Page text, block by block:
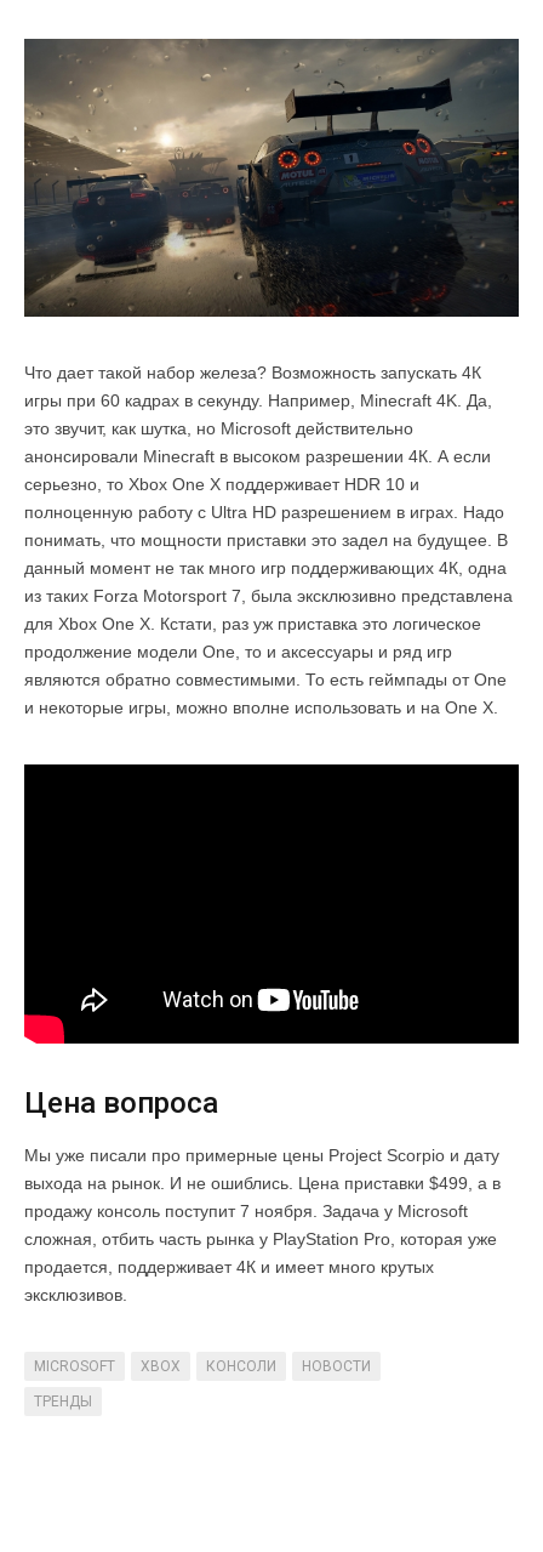
Что дает такой набор железа? Возможность запускать 4К
игры при 60 кадрах в секунду. Например, Minecraft 4K. Да,
это звучит, как шутка, но Microsoft действительно
анонсировали Minecraft в высоком разрешении 4К. А если
серьезно, то Xbox One X поддерживает HDR 10 и
полноценную работу с Ultra HD разрешением в играх. Надо
понимать, что мощности приставки это задел на будущее. В
данный момент не так много игр поддерживающих 4К, одна
из таких Forza Motorsport 7, была эксклюзивно представлена
для Xbox One X. Кстати, раз уж приставка это логическое
продолжение модели One, то и аксессуары и ряд игр
являются обратно совместимыми. То есть геймпады от One
и некоторые игры, можно вполне использовать и на One X.
Цена вопроса
Мы уже писали про примерные цены Project Scorpio и дату
выхода на рынок. И не ошиблись. Цена приставки $499, а в
продажу консоль поступит 7 ноября. Задача у Microsoft
сложная, отбить часть рынка у PlayStation Pro, которая уже
продается, поддерживает 4К и имеет много крутых
эксклюзивов.
MICROSOFT XBOX КОНСОЛИ НОВОСТИ
ТРЕНДЫ